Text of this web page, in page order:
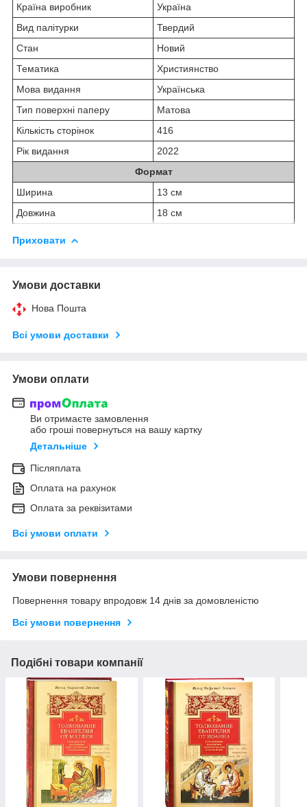
Країна виробник
Україна
Вид палітурки
Твердий
Стан
Новий
Тематика
Християнство
Мова видання
Українська
Тип поверхні паперу
Матова
Кількість сторінок
416
Рік видання
2022
Формат
Ширина
13 см
Довжина
18 см
Приховати
Умови доставки
Нова Пошта
Всі умови доставки
Умови оплати
Ви отримаєте замовлення
або гроші повернуться на вашу картку
Детальніше
Післяплата
Оплата на рахунок
Оплата за реквізитами
Всі умови оплати
Умови повернення
Повернення товару впродовж 14 днів за домовленістю
Всі умови повернення
Подібні товари компанії